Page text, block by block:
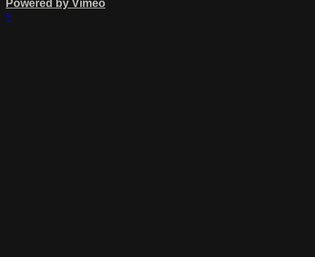
Powered by Vimeo
×